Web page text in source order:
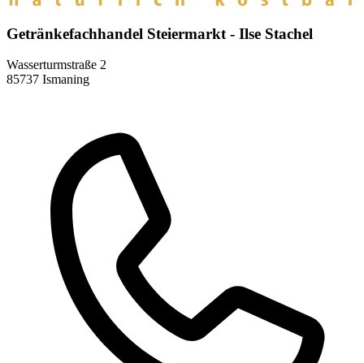
Getränkefachhandel Steiermarkt - Ilse Stachel
Wasserturmstraße 2
85737 Ismaning